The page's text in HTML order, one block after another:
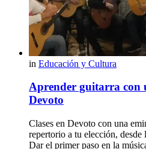
in Educación y Cultura
Aprender guitarra con
Devoto
Clases en Devoto con una
repertorio a tu elección,
Dar el primer paso en la